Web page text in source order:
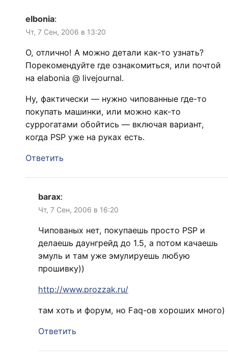
elbonia:
Чт, 7 Сен, 2006 в 13:20
О, отлично! А можно детали как-то узнать?
Порекомендуйте где ознакомиться, или почтой
на elabonia @ livejournal.
Ну, фактически — нужно чипованные где-то
покупать машинки, или можно как-то
суррогатами обойтись — включая вариант,
когда PSP уже на руках есть.
Ответить
barax:
Чт, 7 Сен, 2006 в 16:20
Чипованых нет, покупаешь просто PSP и
делаешь даунгрейд до 1.5, а потом качаешь
эмуль и там уже эмулируешь любую
прошивку))
http://www.prozzak.ru/
там хоть и форум, но Faq-ов хороших много)
Ответить